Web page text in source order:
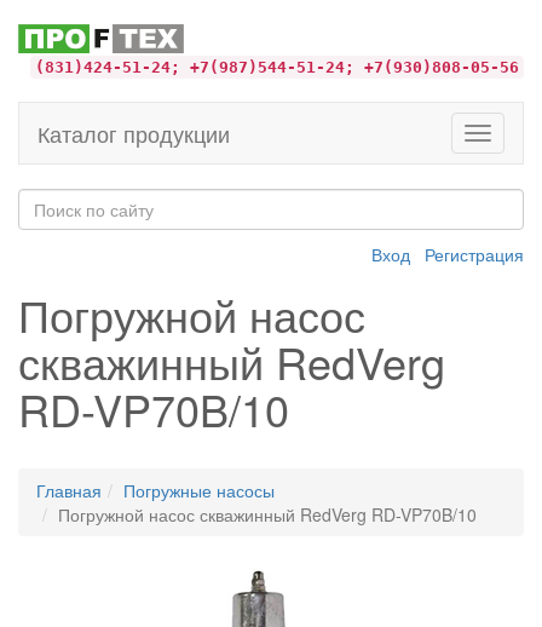
(831)424-51-24; +7(987)544-51-24; +7(930)808-05-56
Toggle
Каталог продукции
Вход Регистрация
Погружной насос
скважинный RedVerg
RD-VP70B/10
Главная
Погружные насосы
Погружной насос скважинный RedVerg RD-VP70B/10